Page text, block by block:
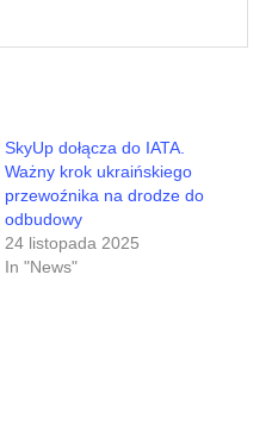
SkyUp dołącza do IATA.
Ważny krok ukraińskiego
przewoźnika na drodze do
odbudowy
24 listopada 2025
In "News"